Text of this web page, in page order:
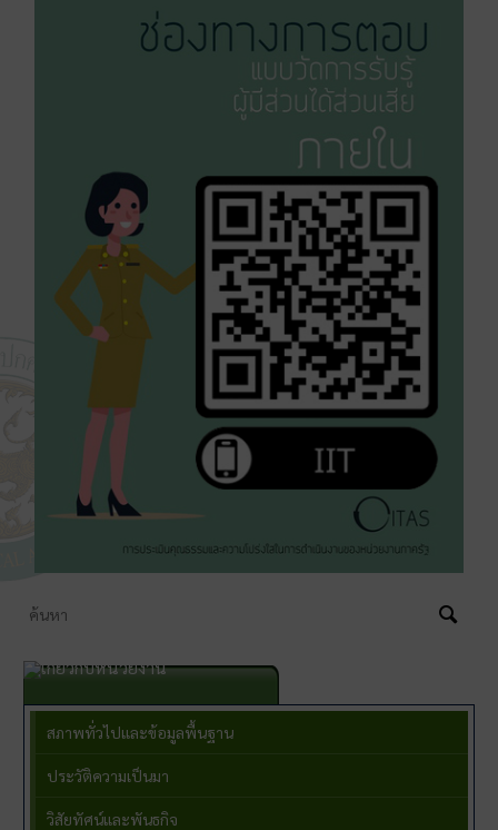
เกี่ยวกับหน่วยงาน
สภาพทั่วไปและข้อมูลพื้นฐาน
ประวัติความเป็นมา
วิสัยทัศน์และพันธกิจ